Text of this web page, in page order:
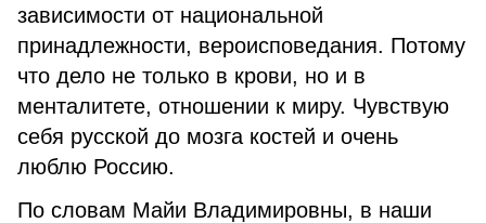
зависимости от национальной
принадлежности, вероисповедания. Потому
что дело не только в крови, но и в
менталитете, отношении к миру. Чувствую
себя русской до мозга костей и очень
люблю Россию.
По словам Майи Владимировны, в наши